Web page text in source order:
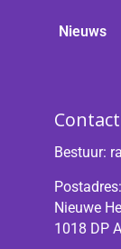
Nieuws
Contact
Bestuur:
Postadres:
Nieuwe
1018 DP